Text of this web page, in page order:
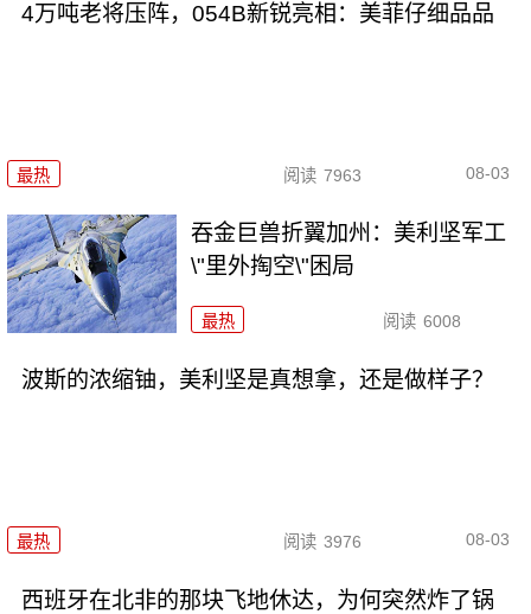
4万吨老将压阵，054B新锐亮相：美菲仔细品品
最热 阅读 7963 08-03
吞金巨兽折翼加州：美利坚军工
\"里外掏空\"困局
最热 阅读 6008
波斯的浓缩铀，美利坚是真想拿，还是做样子？
最热 阅读 3976 08-03
西班牙在北非的那块飞地休达，为何突然炸了锅